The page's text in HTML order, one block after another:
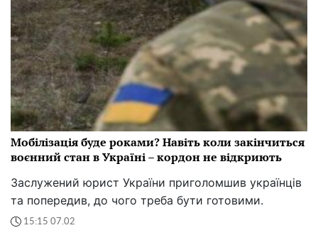
Мобілізація буде роками? Навіть коли закінчиться
воєнний стан в Україні – кордон не відкриють
Заслужений юрист України приголомшив українців
та попередив, до чого треба бути готовими.
15:15 07.02